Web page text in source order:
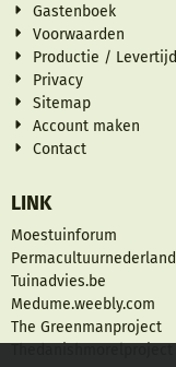
Gastenboek
Voorwaarden
Productie / Levertijd
Privacy
Sitemap
Account maken
Contact
LINK
Moestuinforum
Permacultuurnederland
Tuinadvies.be
Medume.weebly.com
The Greenmanproject